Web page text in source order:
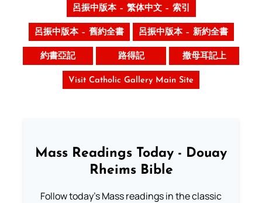
呂振中版本 – 繁体中文 – 索引
呂振中版本 – 舊約全書 呂振中版本 – 新約全書
約書亞記 路得記 撒母耳記上
Visit Catholic Gallery Main Site
Mass Readings Today - Douay
Rheims Bible
Follow today's Mass readings in the classic